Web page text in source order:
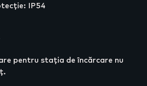
IP54
pentru stația de încărcare nu